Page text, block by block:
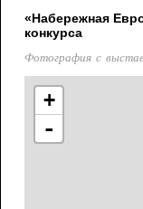
«Набережная
конкурса
Фотография с
+
-